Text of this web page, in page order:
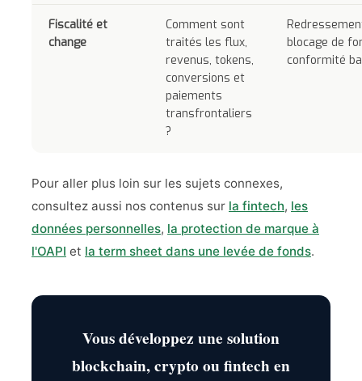
Fiscalité et
change
Comment sont
traités les flux,
revenus, tokens,
conversions et
paiements
transfrontaliers
?
blocage de
conformité
Pour aller plus loin sur les sujets connexes,
consultez aussi nos contenus sur la fintech, les
données personnelles, la protection de marque à
l'OAPI et la term sheet dans une levée de fonds.
Vous développez une solution
blockchain, crypto ou fintech en